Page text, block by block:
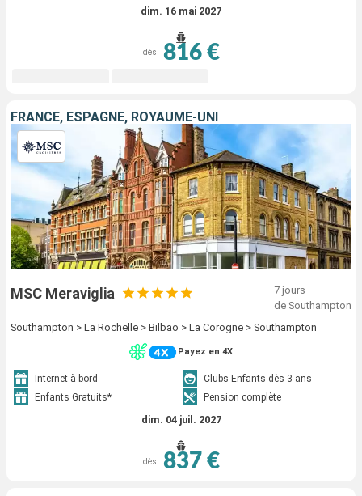
dim. 16 mai 2027
dès 816 €
FRANCE, ESPAGNE, ROYAUME-UNI
MSC Meraviglia
7 jours
de Southampton
Southampton > La Rochelle > Bilbao > La Corogne > Southampton
Payez en 4X
Internet à bord
Clubs Enfants dès 3 ans
Enfants Gratuits*
Pension complète
dim. 04 juil. 2027
dès 837 €